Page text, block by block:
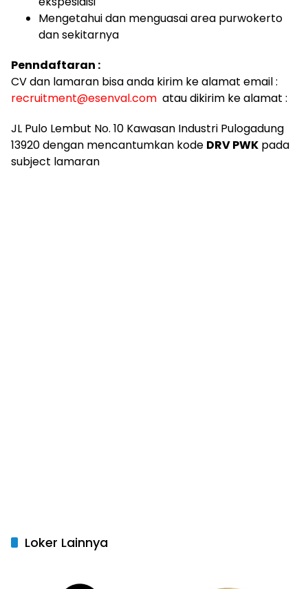
Mengetahui dan menguasai area purwokerto
dan sekitarnya
Penndaftaran :
CV dan lamaran bisa anda kirim ke alamat email :
recruitment@esenval.com atau dikirim ke alamat :
JL Pulo Lembut No. 10 Kawasan Industri Pulogadung
13920 dengan mencantumkan kode DRV PWK pada
subject lamaran
Loker Lainnya